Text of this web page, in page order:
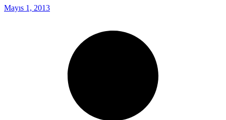
Mayıs 1, 2013